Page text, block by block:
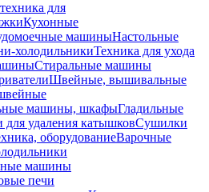
для
Кухонные
машиныНастольные
холодильникиТехника для ухода
Стиральные машины
Швейные, вышивальные
машины, шкафыГладильные
удаления катышковСушилки
оборудованиеВарочные
машины
печи